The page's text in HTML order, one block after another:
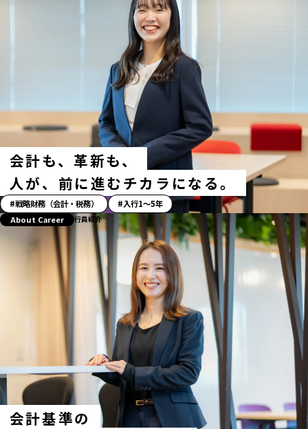
会計も、革新も、
人が、前に進むチカラになる。
「ス
ト
ー
グ
戦略財務（会計・税務） 入行1〜5年
会計基準の
About Career 行員紹介